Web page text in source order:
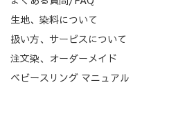
生地、染料について
扱い方、サービスについて
注文染、オーダーメイド
ベビースリング マニュアル